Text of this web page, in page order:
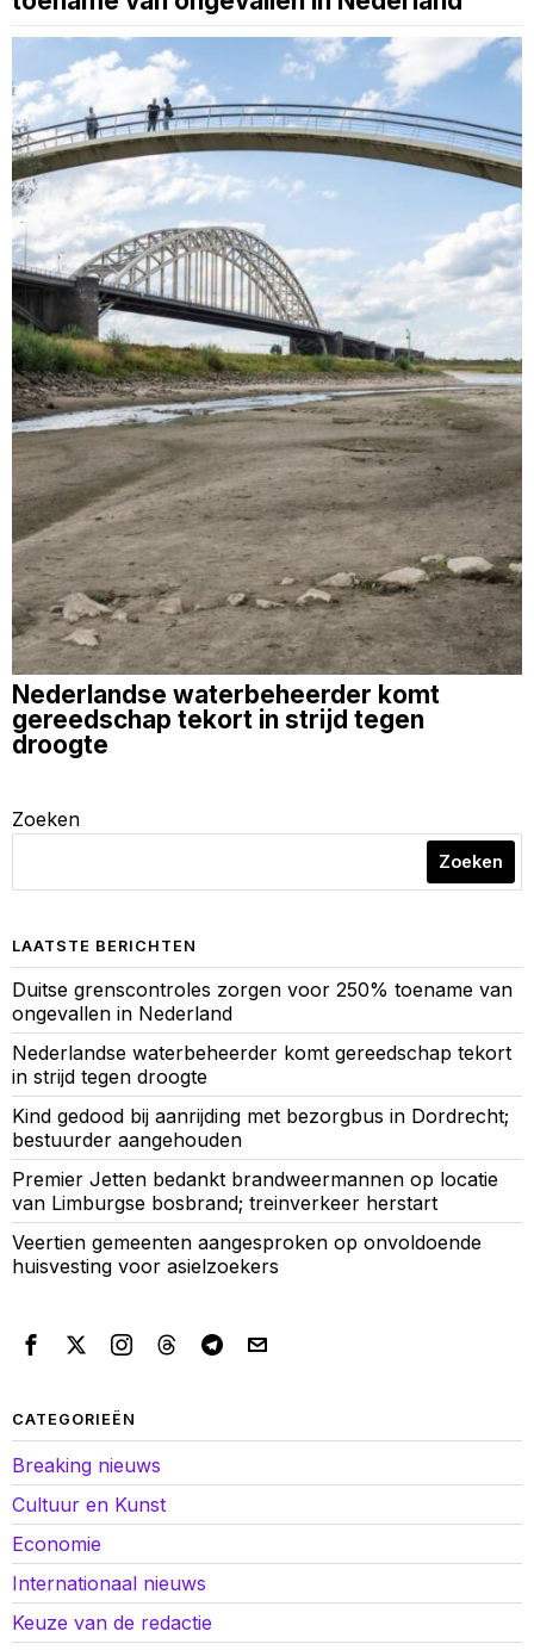
Nederlandse waterbeheerder komt
gereedschap tekort in strijd tegen
droogte
Zoeken
Zoeken
LAATSTE BERICHTEN
Duitse grenscontroles zorgen voor 250% toename van
ongevallen in Nederland
Nederlandse waterbeheerder komt gereedschap tekort
in strijd tegen droogte
Kind gedood bij aanrijding met bezorgbus in Dordrecht;
bestuurder aangehouden
Premier Jetten bedankt brandweermannen op locatie
van Limburgse bosbrand; treinverkeer herstart
Veertien gemeenten aangesproken op onvoldoende
huisvesting voor asielzoekers
CATEGORIEËN
Breaking nieuws
Cultuur en Kunst
Economie
Internationaal nieuws
Keuze van de redactie